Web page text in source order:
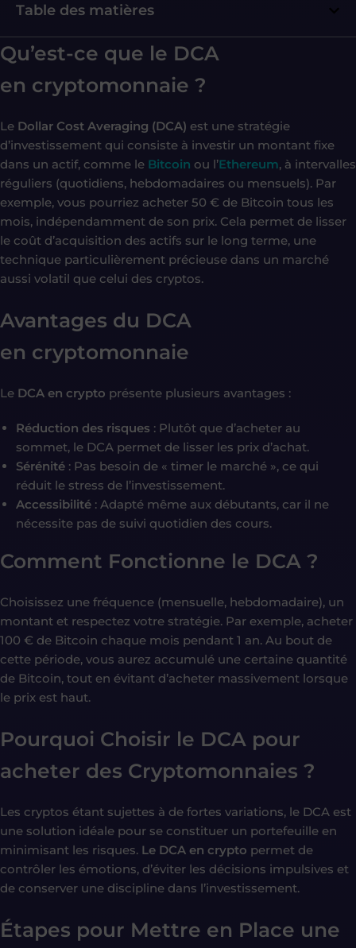
Table des matières
Qu’est-ce que le DCA
en cryptomonnaie ?
Le Dollar Cost Averaging (DCA) est une stratégie
d’investissement qui consiste à investir un montant fixe
dans un actif, comme le Bitcoin ou l’Ethereum, à intervalles
réguliers (quotidiens, hebdomadaires ou mensuels). Par
exemple, vous pourriez acheter 50 € de Bitcoin tous les
mois, indépendamment de son prix. Cela permet de lisser
le coût d’acquisition des actifs sur le long terme, une
technique particulièrement précieuse dans un marché
aussi volatil que celui des cryptos.
Avantages du DCA
en cryptomonnaie
Le DCA en crypto présente plusieurs avantages :
Réduction des risques : Plutôt que d’acheter au
sommet, le DCA permet de lisser les prix d’achat.
Sérénité : Pas besoin de « timer le marché », ce qui
réduit le stress de l’investissement.
Accessibilité : Adapté même aux débutants, car il ne
nécessite pas de suivi quotidien des cours.
Comment Fonctionne le DCA ?
Choisissez une fréquence (mensuelle, hebdomadaire), un
montant et respectez votre stratégie. Par exemple, acheter
100 € de Bitcoin chaque mois pendant 1 an. Au bout de
cette période, vous aurez accumulé une certaine quantité
de Bitcoin, tout en évitant d’acheter massivement lorsque
le prix est haut.
Pourquoi Choisir le DCA pour
acheter des Cryptomonnaies ?
Les cryptos étant sujettes à de fortes variations, le DCA est
une solution idéale pour se constituer un portefeuille en
minimisant les risques. Le DCA en crypto permet de
contrôler les émotions, d’éviter les décisions impulsives et
de conserver une discipline dans l’investissement.
Étapes pour Mettre en Place une